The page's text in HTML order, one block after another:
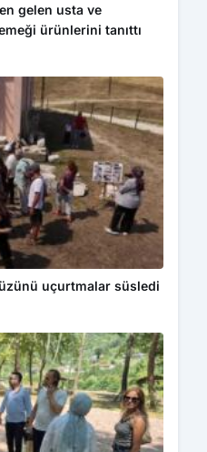
gelen usta ve
ürünlerini tanıttı
uçurtmalar süsledi